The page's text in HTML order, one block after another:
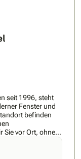
seit 1996, steht
Fenster und
befinden
Sie vor Ort, ohne